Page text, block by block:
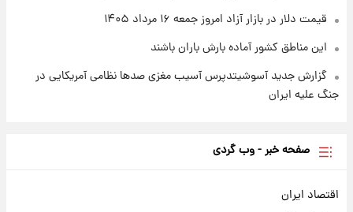
قیمت دلار در بازار آزاد امروز جمعه ۱۶ مرداد ۱۴۰۵
این مناطق کشور آماده بارش باران باشند
گزارش جدید آسوشیتدپرس آسیب مغزی صدها نظامی آمریکایی در
جنگ علیه ایران
صفحه خبر - وب گردی
اقتصاد ایران